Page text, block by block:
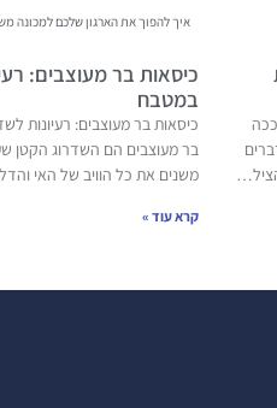
איך להפוך את הארגון שלכם למכונה משומנת: 7 טיפים חיוניים
ככה
כיסאות בר מעוצבים:
במטבח
כיסאות בר מעוצבים: רעיונות
בר מעוצבים הם השדרוג הקטן
משנים את כל הוויב של האי
קרא עוד »